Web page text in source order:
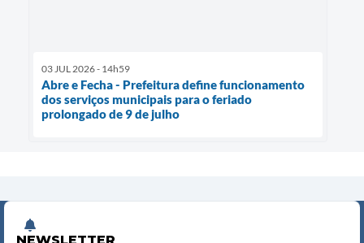
03 JUL 2026 - 14h59
Abre e Fecha - Prefeitura define funcionamento
dos serviços municipais para o feriado
prolongado de 9 de julho